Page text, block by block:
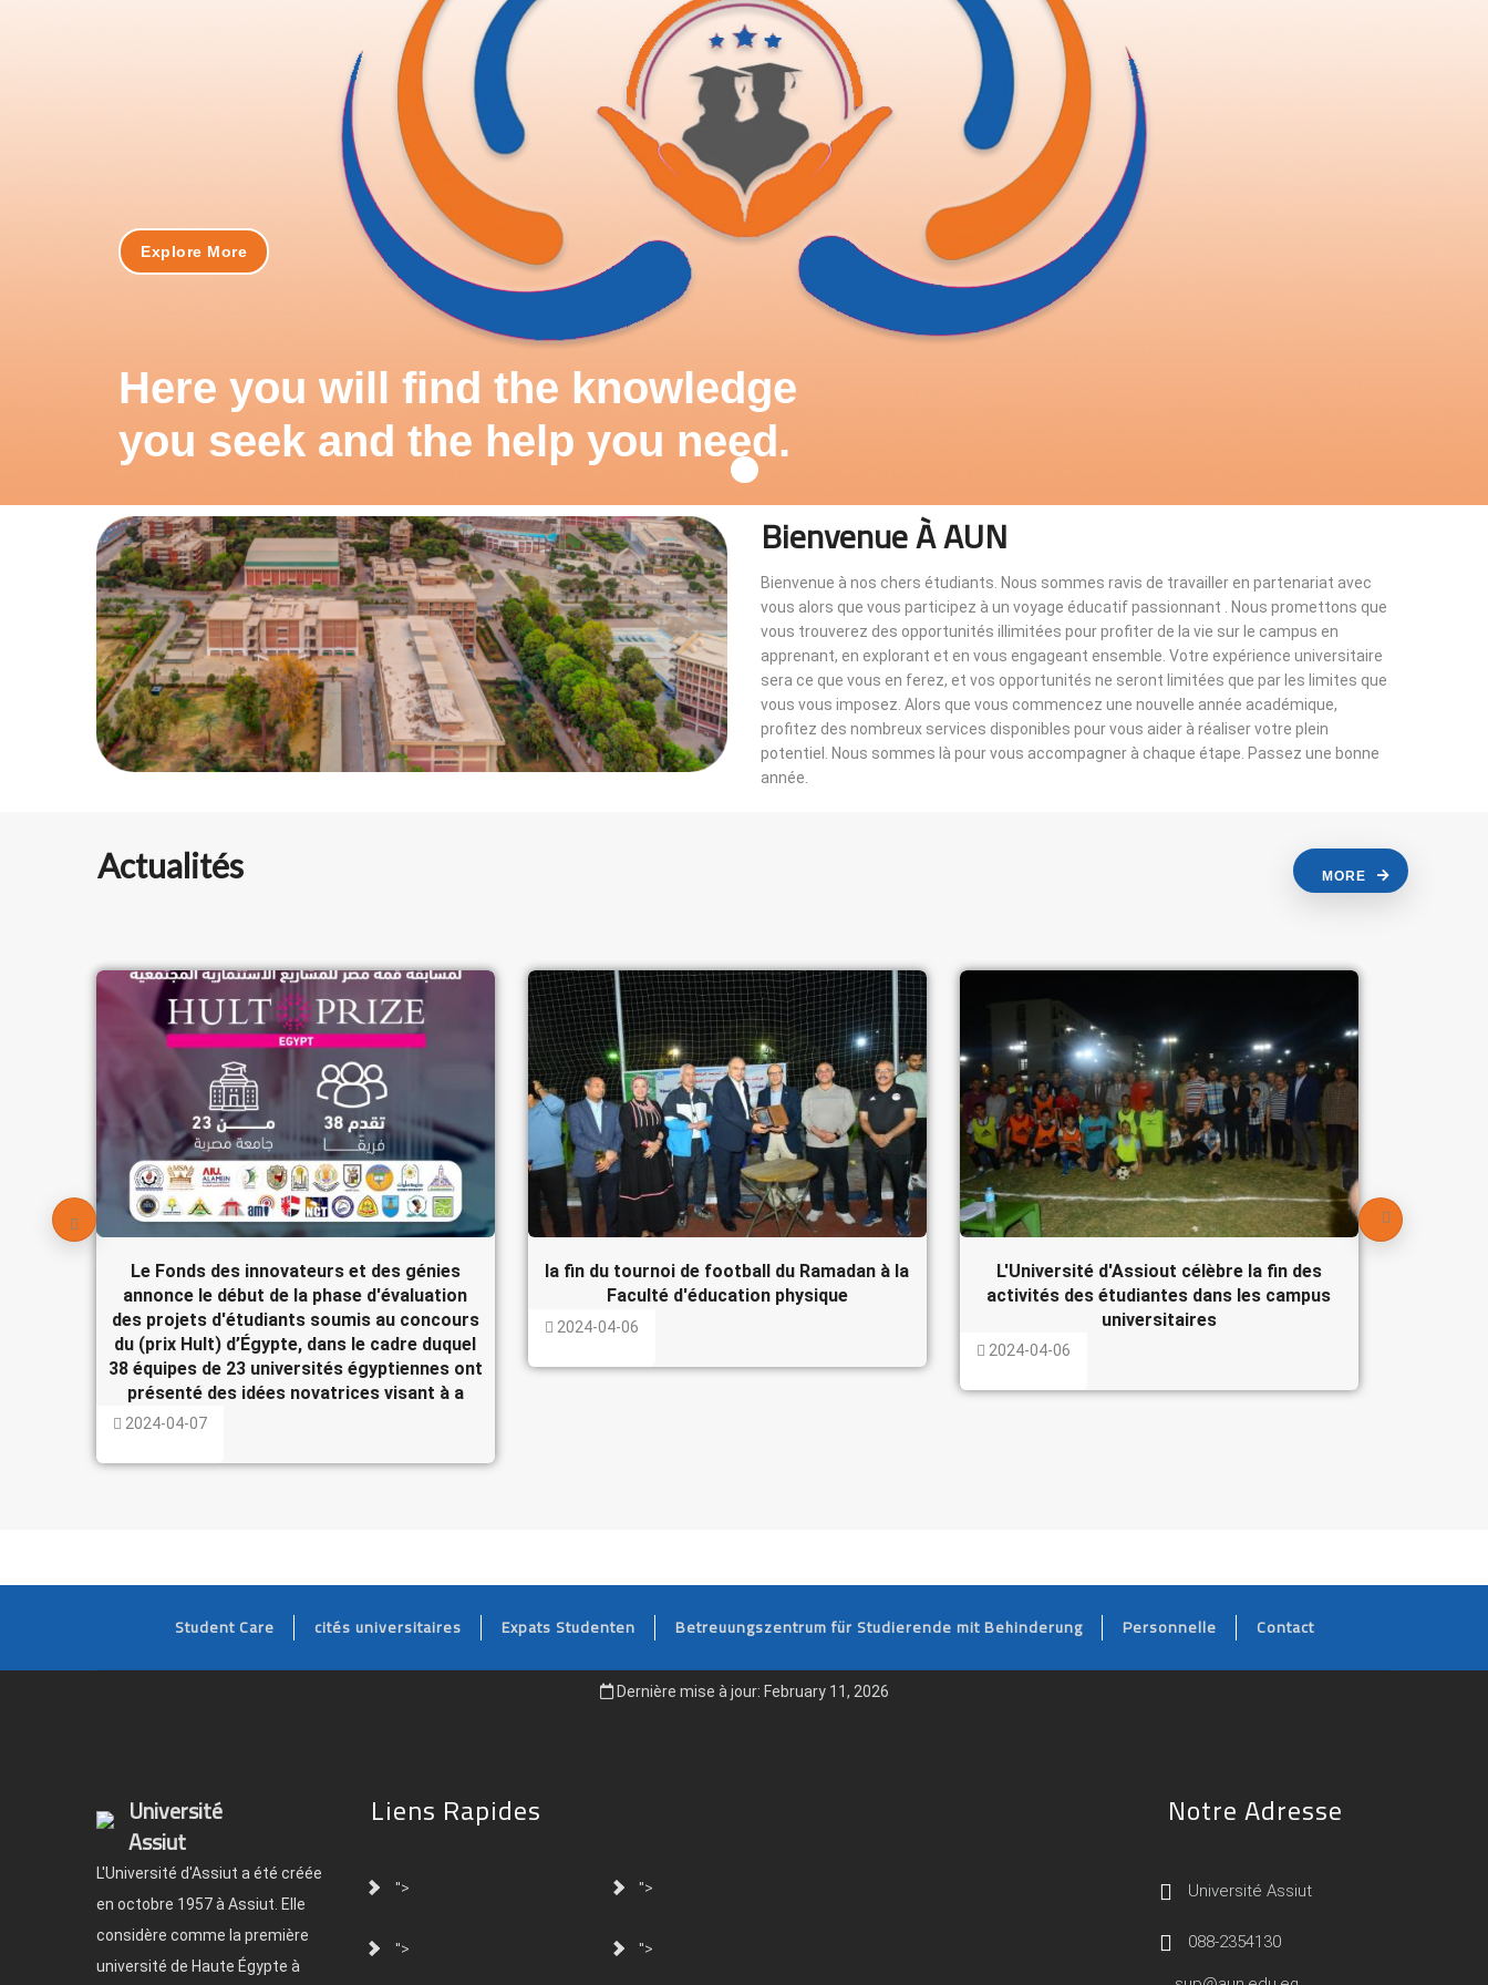
Here you will find the knowledge
you seek and the help you need.
Explore More
Bienvenue À AUN
Bienvenue à nos chers étudiants. Nous sommes ravis de travailler en partenariat avec
vous alors que vous participez à un voyage éducatif passionnant . Nous promettons que
vous trouverez des opportunités illimitées pour profiter de la vie sur le campus en
apprenant, en explorant et en vous engageant ensemble. Votre expérience universitaire
sera ce que vous en ferez, et vos opportunités ne seront limitées que par les limites que
vous vous imposez. Alors que vous commencez une nouvelle année académique,
profitez des nombreux services disponibles pour vous aider à réaliser votre plein
potentiel. Nous sommes là pour vous accompagner à chaque étape. Passez une bonne
année.
Actualités MORE
Le Fonds des innovateurs et des génies
annonce le début de la phase d'évaluation
des projets d'étudiants soumis au concours
du (prix Hult) d’Égypte, dans le cadre duquel
38 équipes de 23 universités égyptiennes ont
présenté des idées novatrices visant à a
2024-04-07
la fin du tournoi de football du Ramadan à la
Faculté d'éducation physique
2024-04-06
L'Université d'Assiout célèbre la fin des
activités des étudiantes dans les campus
universitaires
2024-04-06
FOOTER
Student Care cités universitaires Expats Studenten Betreuungszentrum für Studierende mit Behinderung Personnelle Contact
Dernière mise à jour: February 11, 2026
Université
Assiut
L'Université d'Assiut a été créée
en octobre 1957 à Assiut. Elle
considère comme la première
université de Haute Égypte à
Liens Rapides
"> ">
"> ">
Notre Adresse
Université Assiut
088-2354130